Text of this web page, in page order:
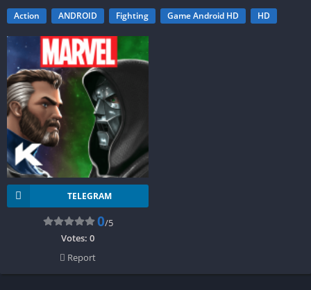
Action ANDROID Fighting Game Android HD HD
TELEGRAM
0/5
Votes: 0
Report